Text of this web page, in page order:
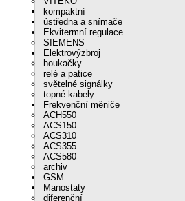
kompaktní
ústředna a snímače
Ekvitermní regulace
SIEMENS
Elektrovýzbroj
houkačky
relé a patice
světelné signálky
topné kabely
Frekvenční měniče
ACH550
ACS150
ACS310
ACS355
ACS580
archiv
GSM
Manostaty
diferenční